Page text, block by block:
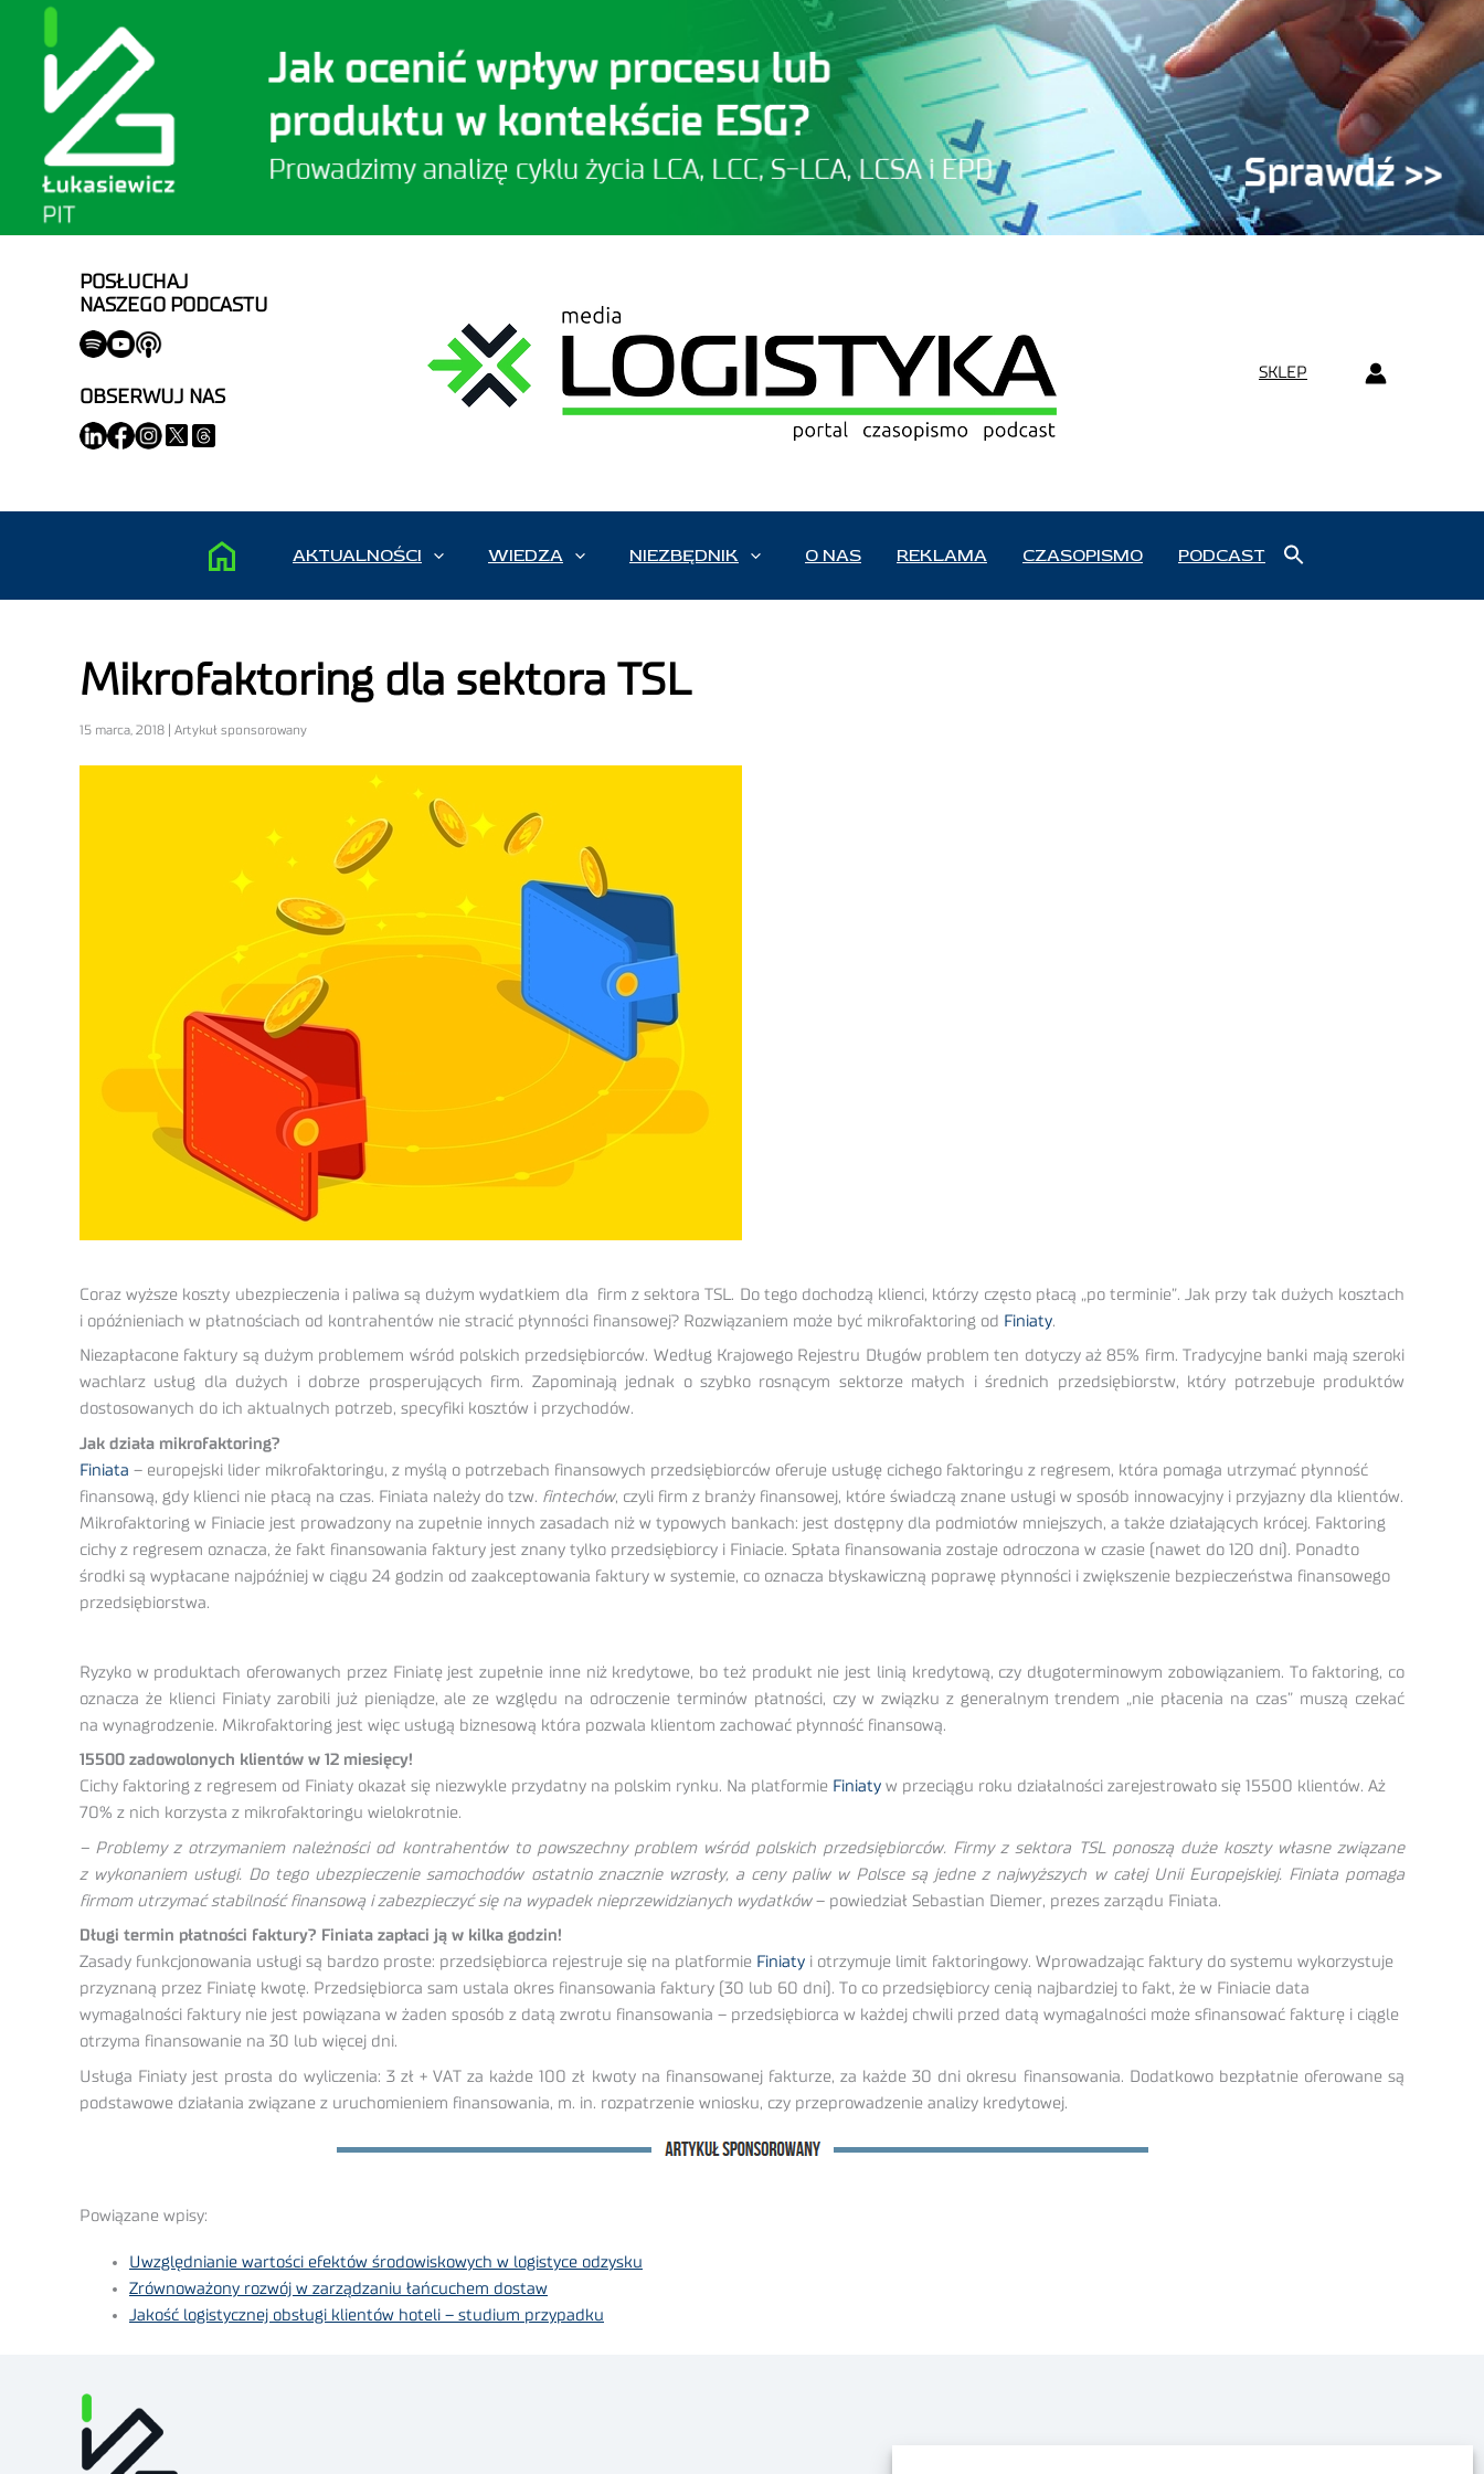
POSŁUCHAJ
NASZEGO PODCASTU
OBSERWUJ NAS
SKLEP
AKTUALNOŚCI WIEDZA NIEZBĘDNIK O NAS REKLAMA CZASOPISMO PODCAST
Mikrofaktoring dla sektora TSL
15 marca, 2018 | Artykuł sponsorowany
Coraz wyższe koszty ubezpieczenia i paliwa są dużym wydatkiem dla firm z sektora TSL. Do tego dochodzą klienci, którzy często płacą „po terminie”. Jak przy tak dużych kosztach
i opóźnieniach w płatnościach od kontrahentów nie stracić płynności finansowej? Rozwiązaniem może być mikrofaktoring od Finiaty.
Niezapłacone faktury są dużym problemem wśród polskich przedsiębiorców. Według Krajowego Rejestru Długów problem ten dotyczy aż 85% firm. Tradycyjne banki mają szeroki
wachlarz usług dla dużych i dobrze prosperujących firm. Zapominają jednak o szybko rosnącym sektorze małych i średnich przedsiębiorstw, który potrzebuje produktów
dostosowanych do ich aktualnych potrzeb, specyfiki kosztów i przychodów.
Jak działa mikrofaktoring?
Finiata – europejski lider mikrofaktoringu, z myślą o potrzebach finansowych przedsiębiorców oferuje usługę cichego faktoringu z regresem, która pomaga utrzymać płynność
finansową, gdy klienci nie płacą na czas. Finiata należy do tzw. fintechów, czyli firm z branży finansowej, które świadczą znane usługi w sposób innowacyjny i przyjazny dla klientów.
Mikrofaktoring w Finiacie jest prowadzony na zupełnie innych zasadach niż w typowych bankach: jest dostępny dla podmiotów mniejszych, a także działających krócej. Faktoring
cichy z regresem oznacza, że fakt finansowania faktury jest znany tylko przedsiębiorcy i Finiacie. Spłata finansowania zostaje odroczona w czasie (nawet do 120 dni). Ponadto
środki są wypłacane najpóźniej w ciągu 24 godzin od zaakceptowania faktury w systemie, co oznacza błyskawiczną poprawę płynności i zwiększenie bezpieczeństwa finansowego
przedsiębiorstwa.
Ryzyko w produktach oferowanych przez Finiatę jest zupełnie inne niż kredytowe, bo też produkt nie jest linią kredytową, czy długoterminowym zobowiązaniem. To faktoring, co
oznacza że klienci Finiaty zarobili już pieniądze, ale ze względu na odroczenie terminów płatności, czy w związku z generalnym trendem „nie płacenia na czas” muszą czekać
na wynagrodzenie. Mikrofaktoring jest więc usługą biznesową która pozwala klientom zachować płynność finansową.
15500 zadowolonych klientów w 12 miesięcy!
Cichy faktoring z regresem od Finiaty okazał się niezwykle przydatny na polskim rynku. Na platformie Finiaty w przeciągu roku działalności zarejestrowało się 15500 klientów. Aż
70% z nich korzysta z mikrofaktoringu wielokrotnie.
– Problemy z otrzymaniem należności od kontrahentów to powszechny problem wśród polskich przedsiębiorców. Firmy z sektora TSL ponoszą duże koszty własne związane
z wykonaniem usługi. Do tego ubezpieczenie samochodów ostatnio znacznie wzrosły, a ceny paliw w Polsce są jedne z najwyższych w całej Unii Europejskiej. Finiata pomaga
firmom utrzymać stabilność finansową i zabezpieczyć się na wypadek nieprzewidzianych wydatków– powiedział Sebastian Diemer, prezes zarządu Finiata.
Długi termin płatności faktury? Finiata zapłaci ją w kilka godzin!
Zasady funkcjonowania usługi są bardzo proste: przedsiębiorca rejestruje się na platformie Finiaty i otrzymuje limit faktoringowy. Wprowadzając faktury do systemu wykorzystuje
przyznaną przez Finiatę kwotę. Przedsiębiorca sam ustala okres finansowania faktury (30 lub 60 dni). To co przedsiębiorcy cenią najbardziej to fakt, że w Finiacie data
wymagalności faktury nie jest powiązana w żaden sposób z datą zwrotu finansowania – przedsiębiorca w każdej chwili przed datą wymagalności może sfinansować fakturę i ciągle
otrzyma finansowanie na 30 lub więcej dni.
Usługa Finiaty jest prosta do wyliczenia: 3 zł + VAT za każde 100 zł kwoty na finansowanej fakturze, za każde 30 dni okresu finansowania. Dodatkowo bezpłatnie oferowane są
podstawowe działania związane z uruchomieniem finansowania, m. in. rozpatrzenie wniosku, czy przeprowadzenie analizy kredytowej.
Powiązane wpisy:
Uwzględnianie wartości efektów środowiskowych w logistyce odzysku
Zrównoważony rozwój w zarządzaniu łańcuchem dostaw
Jakość logistycznej obsługi klientów hoteli – studium przypadku